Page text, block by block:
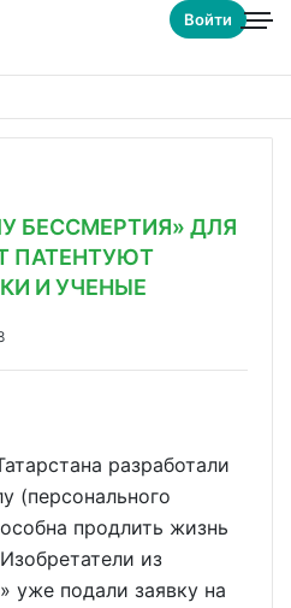
Войти
БЕССМЕРТИЯ» ДЛЯ
ПАТЕНТУЮТ
И УЧЕНЫЕ
разработали
(персонального
продлить жизнь
из
уже подали заявку на